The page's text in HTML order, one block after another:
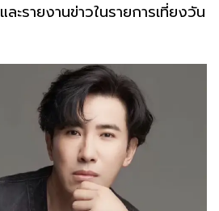
ะรายงานข่าวในรายการเที่ยงวัน